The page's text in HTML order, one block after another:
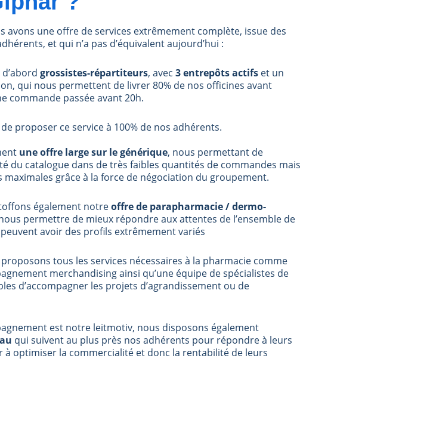
avons une offre de services extrêmement complète, issue des
et qui n’a pas d’équivalent aujourd’hui :
grossistes-répartiteurs, avec 3 entrepôts actifset un
qui nous permettent de livrer 80% de nos officines avant
commande passée avant 20h.
proposer ce service à 100% de nos adhérents.
une offre large sur le générique, nous permettant de
du catalogue dans de très faibles quantités de commandes mais
maximales grâce à la force de négociation du groupement.
également notreoffre de parapharmacie / dermo-
permettre de mieux répondre aux attentes de l’ensemble de
avoir des profils extrêmement variés
tous les services nécessaires à la pharmacie comme
merchandising ainsi qu’une équipe de spécialistes de
d’accompagner les projets d’agrandissement ou de
est notre leitmotiv, nous disposons également
qui suivent au plus près nos adhérents pour répondre à leurs
à optimiser la commercialité et donc la rentabilité de leurs